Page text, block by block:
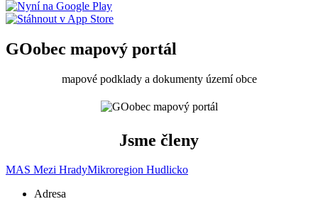
GOobec mapový portál
mapové podklady a dokumenty území obce
Jsme členy
MAS Mezi HradyMikroregion Hudlicko
Adresa